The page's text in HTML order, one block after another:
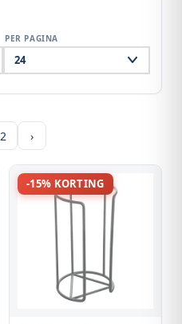
PER PAGINA
2 ›
-15% KORTING